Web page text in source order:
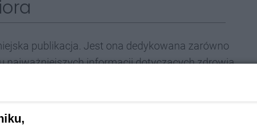
publikacja. Jest ona dedykowana zarówno
najważniejszych informacji dotyczących zdrowia
pomysłów na spędzenie wolnego czasu.
Książeczka jest uzupełniona o dane
starszych mieszkańców. Znajdziemy kontakt do
uniwersytetów trzeciego wieku i